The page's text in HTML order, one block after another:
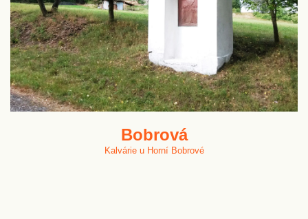
Bobrová
Kalvárie u Horní Bobrové